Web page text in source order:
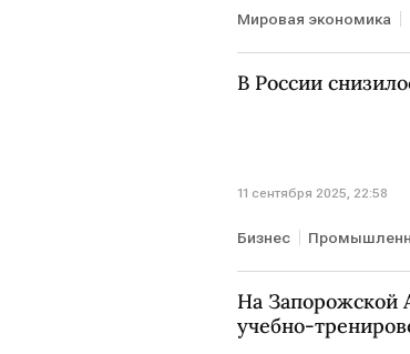
Мировая экономика
Виктор Орбан ЕС
В России
11 сентября 2025, 22:58
Бизнес
На Запорожской
учебно-